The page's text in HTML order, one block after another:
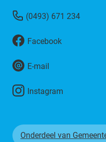
(0493) 671 234
Facebook
E-mail
Instagram
Onderdeel van